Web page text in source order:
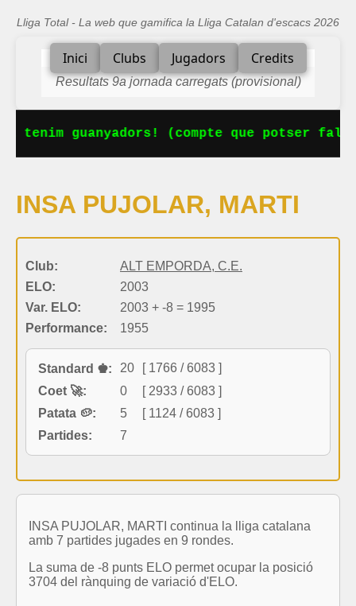
Lliga Total - La web que gamifica la Lliga Catalan d'escacs 2026
Inici Clubs Jugadors Credits
Resultats 9a jornada carregats (provisional)
tenim guanyadors! (compte que potser
INSA PUJOLAR, MARTI
Club:
ALT EMPORDA, C.E.
ELO:
2003
Var. ELO:
2003 + -8 = 1995
Performance:
1955
Standard ♚: 20
[ 1766 / 6083 ]
Coet 🚀:
0
[ 2933 / 6083 ]
Patata 🥔:
5
[ 1124 / 6083 ]
Partides:
7
INSA PUJOLAR, MARTI continua la lliga catalana
amb 7 partides jugades en 9 rondes.
La suma de -8 punts ELO permet ocupar la posició
3704 del rànquing de variació d'ELO.